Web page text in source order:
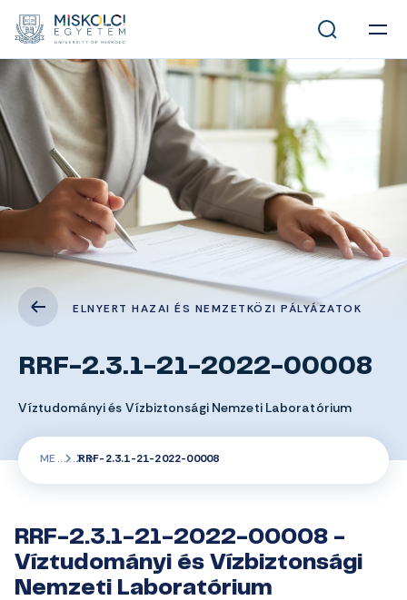
ELNYERT HAZAI ÉS NEMZETKÖZI PÁLYÁZATOK
RRF-2.3.1-21-2022-00008
Víztudományi és Vízbiztonsági Nemzeti Laboratórium
ME RRF-2.3.1-21-2022-00008
RRF-2.3.1-21-2022-00008 -
Víztudományi és Vízbiztonsági
Nemzeti Laboratórium